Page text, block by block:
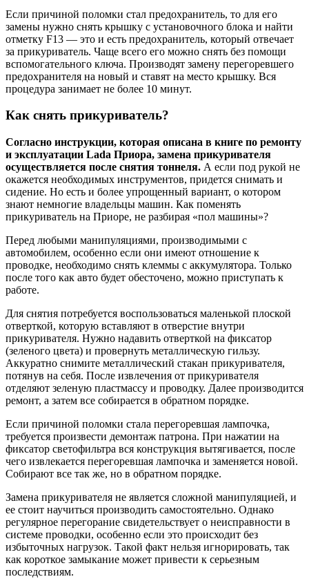
Если причиной поломки стал предохранитель, то для его
замены нужно снять крышку с установочного блока и найти
отметку F13 — это и есть предохранитель, который отвечает
за прикуриватель. Чаще всего его можно снять без помощи
вспомогательного ключа. Производят замену перегоревшего
предохранителя на новый и ставят на место крышку. Вся
процедура занимает не более 10 минут.
Как снять прикуриватель?
Согласно инструкции, которая описана в книге по ремонту
и эксплуатации Lada Приора, замена прикуривателя
осуществляется после снятия тоннеля. А если под рукой не
окажется необходимых инструментов, придется снимать и
сидение. Но есть и более упрощенный вариант, о котором
знают немногие владельцы машин. Как поменять
прикуриватель на Приоре, не разбирая «пол машины»?
Перед любыми манипуляциями, производимыми с
автомобилем, особенно если они имеют отношение к
проводке, необходимо снять клеммы с аккумулятора. Только
после того как авто будет обесточено, можно приступать к
работе.
Для снятия потребуется воспользоваться маленькой плоской
отверткой, которую вставляют в отверстие внутри
прикуривателя. Нужно надавить отверткой на фиксатор
(зеленого цвета) и провернуть металлическую гильзу.
Аккуратно снимите металлический стакан прикуривателя,
потянув на себя. После извлечения от прикуривателя
отделяют зеленую пластмассу и проводку. Далее производится
ремонт, а затем все собирается в обратном порядке.
Если причиной поломки стала перегоревшая лампочка,
требуется произвести демонтаж патрона. При нажатии на
фиксатор светофильтра вся конструкция вытягивается, после
чего извлекается перегоревшая лампочка и заменяется новой.
Собирают все так же, но в обратном порядке.
Замена прикуривателя не является сложной манипуляцией, и
ее стоит научиться производить самостоятельно. Однако
регулярное перегорание свидетельствует о неисправности в
системе проводки, особенно если это происходит без
избыточных нагрузок. Такой факт нельзя игнорировать, так
как короткое замыкание может привести к серьезным
последствиям.